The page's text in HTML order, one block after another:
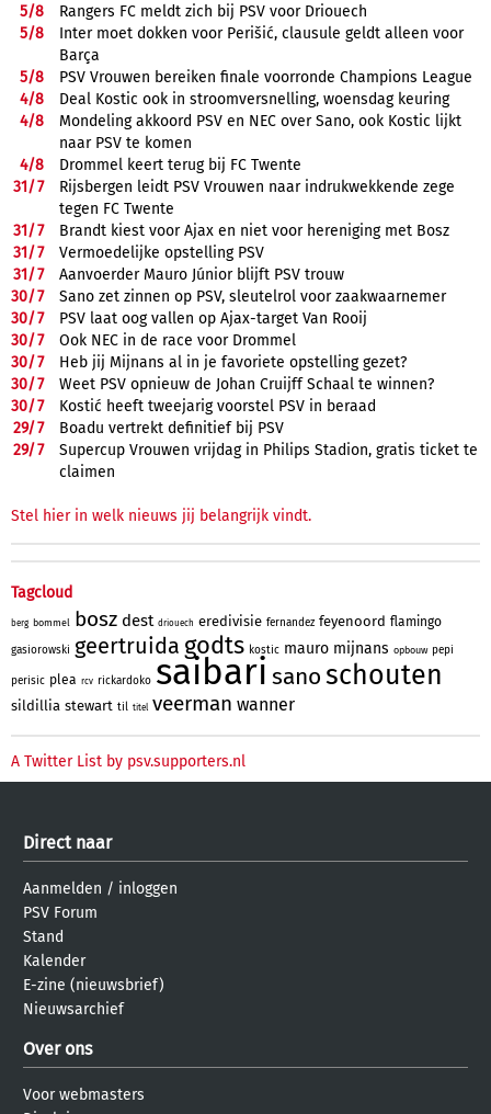
5/8
Rangers FC meldt zich bij PSV voor Driouech
5/8
Inter moet dokken voor Perišić, clausule geldt alleen voor
Barça
5/8
PSV Vrouwen bereiken finale voorronde Champions League
4/8
Deal Kostic ook in stroomversnelling, woensdag keuring
4/8
Mondeling akkoord PSV en NEC over Sano, ook Kostic lijkt
naar PSV te komen
4/8
Drommel keert terug bij FC Twente
31/7
Rijsbergen leidt PSV Vrouwen naar indrukwekkende zege
tegen FC Twente
31/7
Brandt kiest voor Ajax en niet voor hereniging met Bosz
31/7
Vermoedelijke opstelling PSV
31/7
Aanvoerder Mauro Júnior blijft PSV trouw
30/7
Sano zet zinnen op PSV, sleutelrol voor zaakwaarnemer
30/7
PSV laat oog vallen op Ajax-target Van Rooij
30/7
Ook NEC in de race voor Drommel
30/7
Heb jij Mijnans al in je favoriete opstelling gezet?
30/7
Weet PSV opnieuw de Johan Cruijff Schaal te winnen?
30/7
Kostić heeft tweejarig voorstel PSV in beraad
29/7
Boadu vertrekt definitief bij PSV
29/7
Supercup Vrouwen vrijdag in Philips Stadion, gratis ticket te
claimen
Stel hier in welk nieuws jij belangrijk vindt.
Tagcloud
berg bommel bosz dest driouech eredivisie fernandez feyenoord flamingo
gasiorowski geertruida godts kostic mauro mijnans opbouw pepi
perisic plea rcv rickardoko saibari sanoschouten
sildillia stewart til titel veerman wanner
A Twitter List by psv.supporters.nl
Direct naar
Aanmelden / inloggen
PSV Forum
Stand
Kalender
E-zine (nieuwsbrief)
Nieuwsarchief
Over ons
Voor webmasters